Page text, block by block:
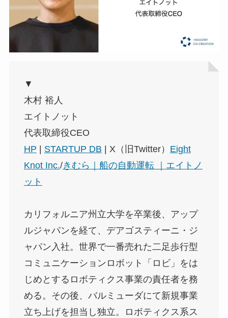
▼
木村 裕人
エイトノット
代表取締役CEO
HP
STARTUP DB | X（旧Twitter） Eight
Knot Inc./きむら｜船の自動運転 ｜エイトノ
ット
カリフォルニア州立大学を卒業後、アップ
ルジャパンを経て、デアゴスティーニ・ジ
ャパン入社。世界で一番売れた二足歩行型
コミュニケーションロボット「ロビ」をは
じめとするロボティクス事業の責任者を務
める。その後、バルミューダにて新規事業
立ち上げを担当し独立。ロボティクス系ス